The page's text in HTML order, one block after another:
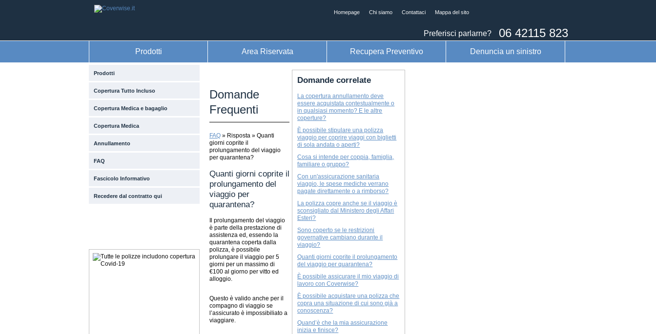
Homepage Chi siamo Contattaci Mappa del sito
06 42115 823
Preferisci parlarne?
Prodotti Area Riservata Recupera Preventivo Denuncia un sinistro
Prodotti
Copertura Tutto Incluso
Copertura Medica e bagaglio
Copertura Medica
Annullamento
FAQ
Fascicolo Informativo
Recedere dal contratto qui
Domande
Frequenti
FAQ » Risposta » Quanti
giorni coprite il
prolungamento del viaggio
per quarantena?
Quanti giorni coprite il
prolungamento del
viaggio per
quarantena?
Il prolungamento del viaggio
è parte della prestazione di
assistenza ed, essendo la
quarantena coperta dalla
polizza, è possibile
prolungare il viaggio per 5
giorni per un massimo di
€100 al giorno per vitto ed
alloggio.
Questo è valido anche per il
compagno di viaggio se
l’assicurato è impossibiliato a
viaggiare.
Domande correlate
La copertura annullamento deve
essere acquistata contestualmente o
in qualsiasi momento? E le altre
coperture?
È possibile stipulare una polizza
viaggio per coprire viaggi con biglietti
di sola andata o aperti?
Cosa si intende per coppia, famiglia,
familiare o gruppo?
Con un'assicurazione sanitaria
viaggio, le spese mediche verrano
pagate direttamente o a rimborso?
La polizza copre anche se il viaggio è
sconsigliato dal Ministero degli Affari
Esteri?
Sono coperto se le restrizioni
governative cambiano durante il
viaggio?
Quanti giorni coprite il prolungamento
del viaggio per quarantena?
È possibile assicurare il mio viaggio di
lavoro con Coverwise?
È possibile acquistare una polizza che
copra una situazione di cui sono già a
conoscenza?
Quand’è che la mia assicurazione
inizia e finisce?